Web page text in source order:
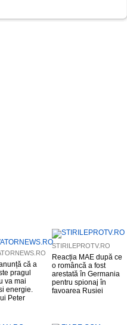
că a
pragul
va mai
energie.
Peter
STIRILEPROTV.RO
Reacția MAE după ce
o româncă a fost
arestată în Germania
pentru spionaj în
favoarea Rusiei